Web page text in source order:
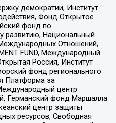
демократии, Институт
Фонд Открытое
фонд по
развитию, Национальный
Отношений,
FUND, Международный
Россия, Институт
фонд регионального
Платформа за
центр
Германский фонд Маршалла
центр защиты
ресурсов, Свободная